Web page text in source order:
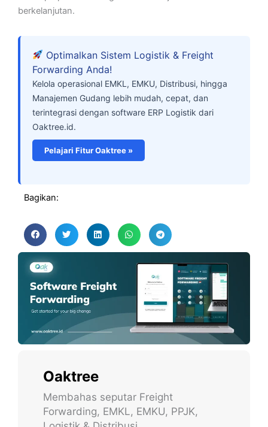
berkelanjutan.
Optimalkan Sistem Logistik & Freight
Forwarding Anda!
Kelola operasional EMKL, EMKU, Distribusi, hingga
Manajemen Gudang lebih mudah, cepat, dan
terintegrasi dengan software ERP Logistik dari
Oaktree.id.
Pelajari Fitur Oaktree »
Bagikan:
Oaktree
Membahas seputar Freight
Forwarding, EMKL, EMKU, PPJK,